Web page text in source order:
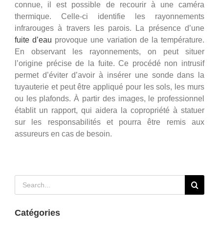
connue, il est possible de recourir à une caméra
thermique. Celle-ci identifie les rayonnements
infrarouges à travers les parois. La présence d’une
fuite d’eau provoque une variation de la température.
En observant les rayonnements, on peut situer
l’origine précise de la fuite. Ce procédé non intrusif
permet d’éviter d’avoir à insérer une sonde dans la
tuyauterie et peut être appliqué pour les sols, les murs
ou les plafonds. À partir des images, le professionnel
établit un rapport, qui aidera la copropriété à statuer
sur les responsabilités et pourra être remis aux
assureurs en cas de besoin.
Catégories